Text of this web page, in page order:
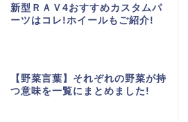
新型ＲＡＶ4おすすめカスタムパ
ーツはコレ!ホイールもご紹介!
【野菜言葉】それぞれの野菜が持
つ意味を一覧にまとめました!
ホーム